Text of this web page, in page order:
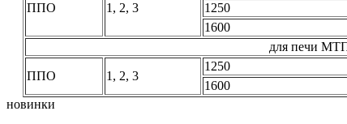
ППО 1, 2, 3
1250
1600
для печи
ППО 1, 2, 3
1250
1600
новинки